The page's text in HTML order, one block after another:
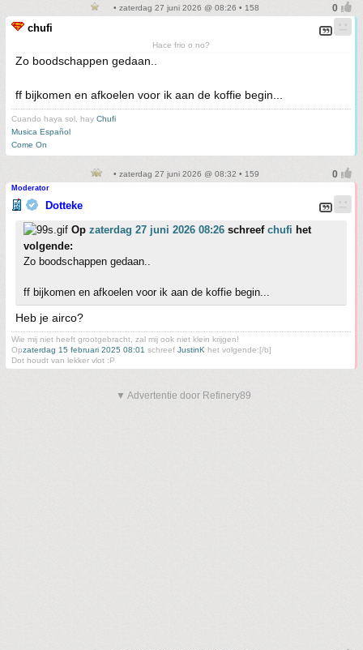
• zaterdag 27 juni 2026 @ 08:26 • 158
chufi
Hace frio o no?
Zo boodschappen gedaan..
ff bijkomen en afkoelen voor ik aan de koffie begin...
Cuando haya sol, hay Chufi
Musica Español
Come On
• zaterdag 27 juni 2026 @ 08:32 • 159
Moderator
Dotteke
Op zaterdag 27 juni 2026 08:26 schreef chufi het
volgende:
Zo boodschappen gedaan..
ff bijkomen en afkoelen voor ik aan de koffie begin...
Heb je airco?
Wie mij niet heeft grootgebracht, zal mij ook niet klein krijgen!
Opzaterdag 15 februari 2025 08:01 schreef JustinK het volgende:[/b]
Dot houdt van lekker vlot :P
▼ Advertentie door Refinery89